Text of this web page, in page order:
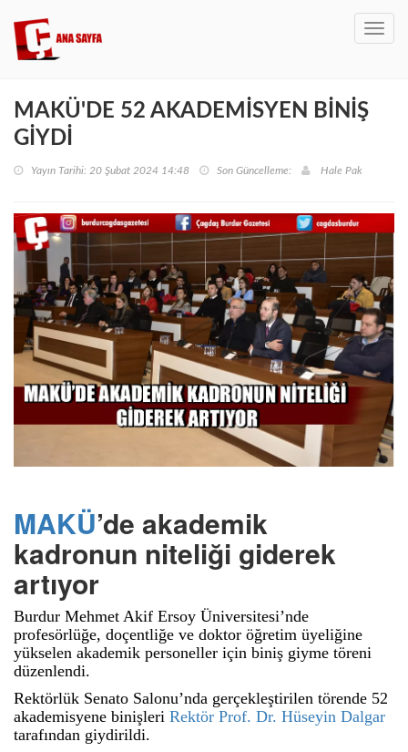
MAKÜ'DE 52 AKADEMİSYEN BİNİŞ
GİYDİ
Yayın Tarihi: 20 Şubat 2024 14:48 Son Güncelleme: Hale Pak
MAKÜ’de akademik
kadronun niteliği giderek
artıyor
Burdur Mehmet Akif Ersoy Üniversitesi’nde
profesörlüğe, doçentliğe ve doktor öğretim üyeliğine
yükselen akademik personeller için biniş giyme töreni
düzenlendi.
Rektörlük Senato Salonu’nda gerçekleştirilen törende 52
akademisyene binişleri Rektör Prof. Dr. Hüseyin Dalgar
tarafından giydirildi.